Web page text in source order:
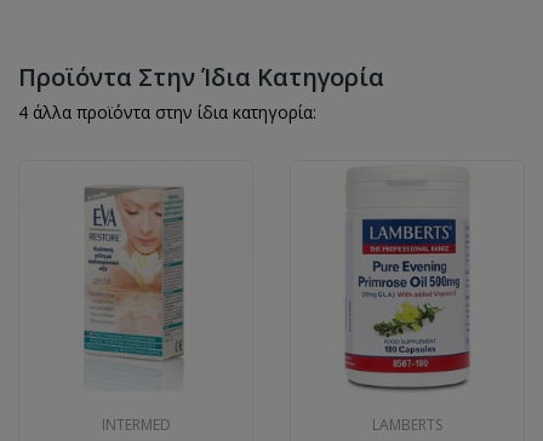
Προϊόντα Στην Ίδια Κατηγορία
4 άλλα προϊόντα στην ίδια κατηγορία:
INTERMED LAMBERTS